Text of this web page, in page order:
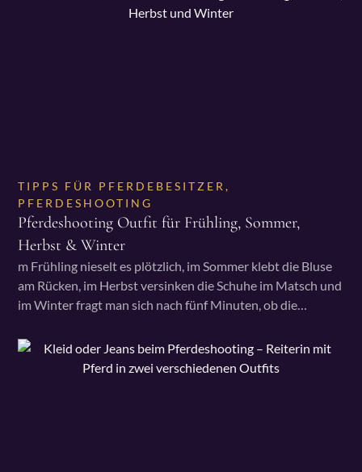
TIPPS FÜR PFERDEBESITZER,
PFERDESHOOTING
Pferdeshooting Outfit für Frühling, Sommer,
Herbst & Winter
m Frühling nieselt es plötzlich, im Sommer klebt die Bluse
am Rücken, im Herbst versinken die Schuhe im Matsch und
im Winter fragt man sich nach fünf Minuten, ob die…